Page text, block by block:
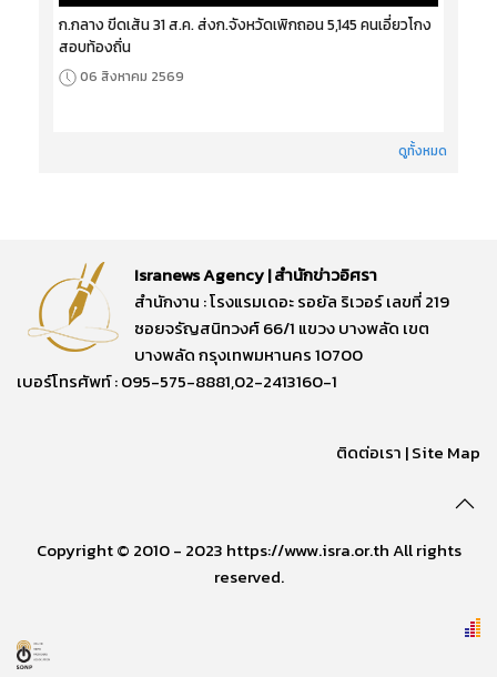
ก.กลาง ขีดเส้น 31 ส.ค. ส่งก.จังหวัดเพิกถอน 5,145 คนเอี่ยวโกง
สอบท้องถิ่น
06 สิงหาคม 2569
ดูทั้งหมด
Isranews Agency | สำนักข่าวอิศรา
สำนักงาน : โรงแรมเดอะ รอยัล ริเวอร์ เลขที่ 219
ซอยจรัญสนิทวงศ์ 66/1 แขวง บางพลัด เขต
บางพลัด กรุงเทพมหานคร 10700
เบอร์โทรศัพท์ : 095-575-8881,02-2413160-1
ติดต่อเรา |Site Map
Copyright © 2010 - 2023 https://www.isra.or.th All rights
reserved.